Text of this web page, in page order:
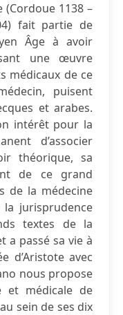
(Cordoue 1138 –
fait partie de
Âge à avoir
une œuvre
médicaux de ce
puisent
et arabes.
intérêt pour la
d’associer
théorique, sa
de ce grand
de la médecine
jurisprudence
textes de la
a passé sa vie à
d’Aristote avec
nous propose
et médicale de
sein de ses dix